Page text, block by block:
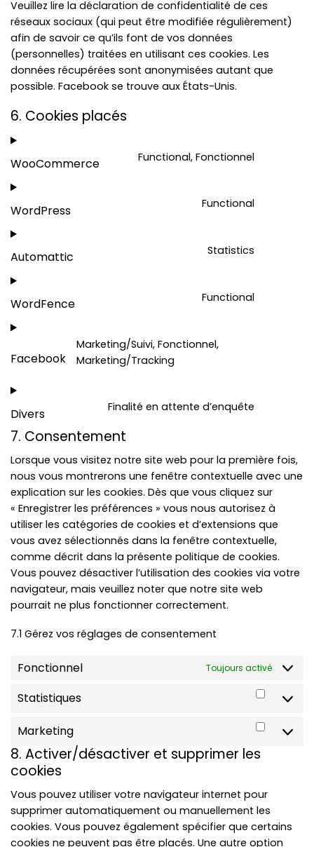
Veuillez lire la déclaration de confidentialité de ces
réseaux sociaux (qui peut être modifiée régulièrement)
afin de savoir ce qu’ils font de vos données
(personnelles) traitées en utilisant ces cookies. Les
données récupérées sont anonymisées autant que
possible. Facebook se trouve aux États-Unis.
6. Cookies placés
WooCommerce Functional, Fonctionnel
WordPress Functional
Automattic Statistics
WordFence Functional
Facebook
Marketing/Suivi, Fonctionnel,
Marketing/Tracking
Divers Finalité en attente d’enquête
service
divers
7. Consentement
Lorsque vous visitez notre site web pour la première fois,
nous vous montrerons une fenêtre contextuelle avec une
explication sur les cookies. Dès que vous cliquez sur
« Enregistrer les préférences » vous nous autorisez à
utiliser les catégories de cookies et d’extensions que
vous avez sélectionnés dans la fenêtre contextuelle,
comme décrit dans la présente politique de cookies.
Vous pouvez désactiver l’utilisation des cookies via votre
navigateur, mais veuillez noter que notre site web
pourrait ne plus fonctionner correctement.
7.1 Gérez vos réglages de consentement
Fonctionnel Toujours activé
Statistiques
Marketing
8. Activer/désactiver et supprimer les
cookies
Vous pouvez utiliser votre navigateur internet pour
supprimer automatiquement ou manuellement les
cookies. Vous pouvez également spécifier que certains
cookies ne peuvent pas être placés. Une autre option